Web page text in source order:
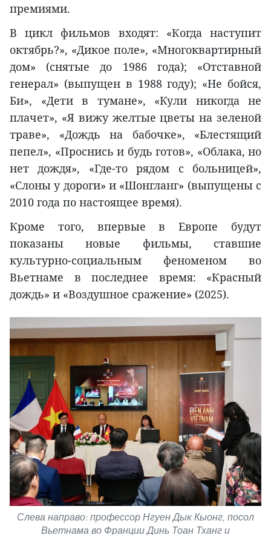
премиями.
В цикл фильмов входят: «Когда наступит
октябрь?», «Дикое поле», «Многоквартирный
дом» (снятые до 1986 года); «Отставной
генерал» (выпущен в 1988 году); «Не бойся,
Би», «Дети в тумане», «Кули никогда не
плачет», «Я вижу желтые цветы на зеленой
траве», «Дождь на бабочке», «Блестящий
пепел», «Проснись и будь готов», «Облака, но
нет дождя», «Где-то рядом с больницей»,
«Слоны у дороги» и «Шонгланг» (выпущены с
2010 года по настоящее время).
Кроме того, впервые в Европе будут
показаны новые фильмы, ставшие
культурно-социальным феноменом во
Вьетнаме в последнее время: «Красный
дождь» и «Воздушное сражение» (2025).
Слева направо: профессор Нгуен Дык Кыонг, посол
Вьетнама во Франции Динь Тоан Тханг и